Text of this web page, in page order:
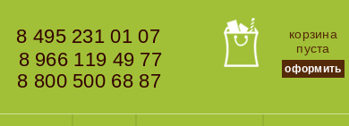
корзина
пуста
оформить
8 495 231 01 07
8 966 119 49 77
8 800 500 68 87